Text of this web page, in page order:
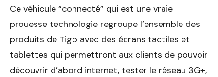
Ce véhicule “connecté” qui est une vraie
prouesse technologie regroupe l’ensemble des
produits de Tigo avec des écrans tactiles et
tablettes qui permettront aux clients de pouvoir
découvrir d’abord internet, tester le réseau 3G+,